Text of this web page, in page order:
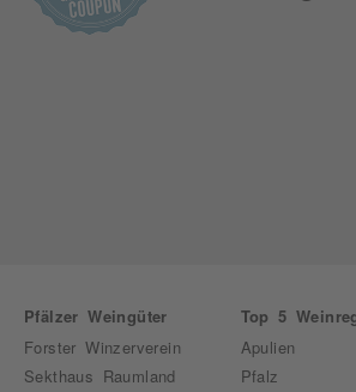
Pfälzer Weingüter
Forster Winzerverein
Sekthaus Raumland
Top 5
Apulien
Pfalz